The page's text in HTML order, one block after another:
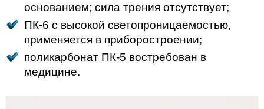
основанием; сила трения отсутствует;
ПК-6 с высокой светопроницаемостью,
применяется в приборостроении;
поликарбонат ПК-5 востребован в
медицине.